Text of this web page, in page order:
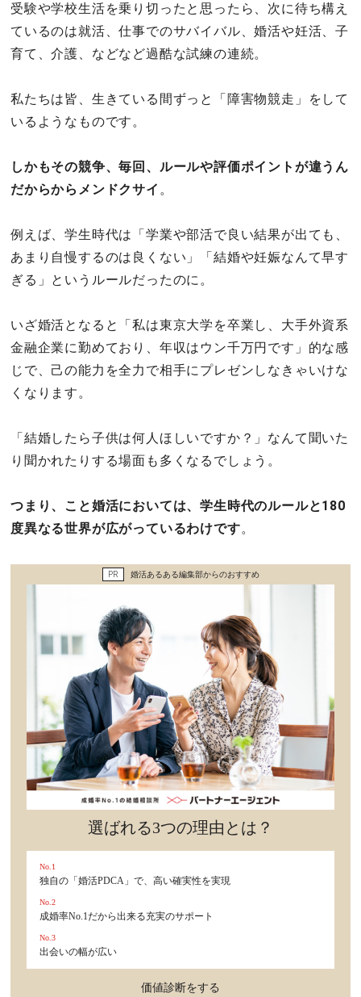
グルメ
感動
心の処方箋
カルチャー・トレンド・芸能
驚き
受験や学校生活を乗り切ったと思ったら、次に待ち構え
ているのは就活、仕事でのサバイバル、婚活や妊活、子
育て、介護、などなど過酷な試練の連続。
私たちは皆、生きている間ずっと「障害物競走」をして
いるようなものです。
しかもその競争、毎回、ルールや評価ポイントが違うん
だからからメンドクサイ 。
例えば、学生時代は「学業や部活で良い結果が出ても、
あまり自慢するのは良くない」「結婚や妊娠なんて早す
ぎる」というルールだったのに。
いざ婚活となると「私は東京大学を卒業し、大手外資系
金融企業に勤めており、年収はウン千万円です」的な感
じで、己の能力を全力で相手にプレゼンしなきゃいけな
くなります。
「結婚したら子供は何人ほしいですか？」なんて聞いた
り聞かれたりする場面も多くなるでしょう。
つまり、こと婚活においては、学生時代のルールと180
度異なる世界が広がっているわけです。
PR 婚活あるある編集部からのおすすめ
選ばれる3つの理由とは？
No.1
独自の「婚活PDCA」で、高い確実性を実現
No.2
成婚率No.1だから出来る充実のサポート
No.3
出会いの幅が広い
価値診断をする